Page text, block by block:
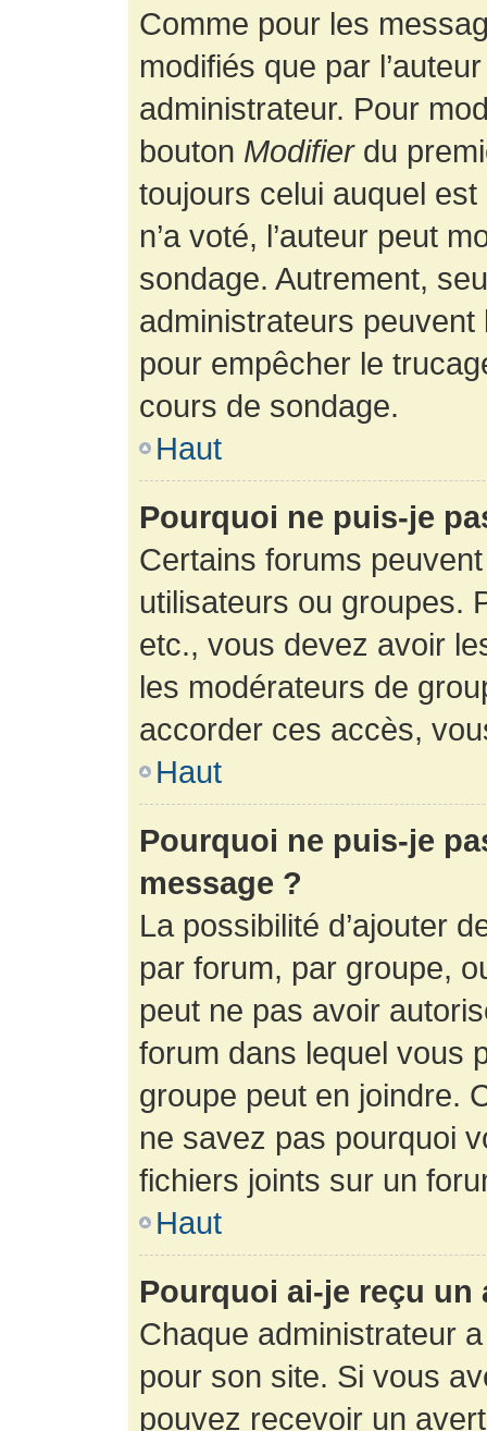
Comme pour les
modifiés que par
administrateur. Pour
bouton Modifierdu
toujours celui auquel
n’a voté, l’auteur peut
sondage. Autrement,
administrateurs
pour empêcher le
cours de sondage.
Haut
Pourquoi ne puis-je
Certains forums
utilisateurs ou groupes.
etc., vous devez avoir
les modérateurs de
accorder ces accès,
Haut
Pourquoi ne puis-je
message ?
La possibilité d’ajouter
par forum, par groupe,
peut ne pas avoir
forum dans lequel vous
groupe peut en joindre.
ne savez pas pourquoi
fichiers joints sur un
Haut
Pourquoi ai-je reçu un
Chaque administrateur
pour son site. Si vous
pouvez recevoir un